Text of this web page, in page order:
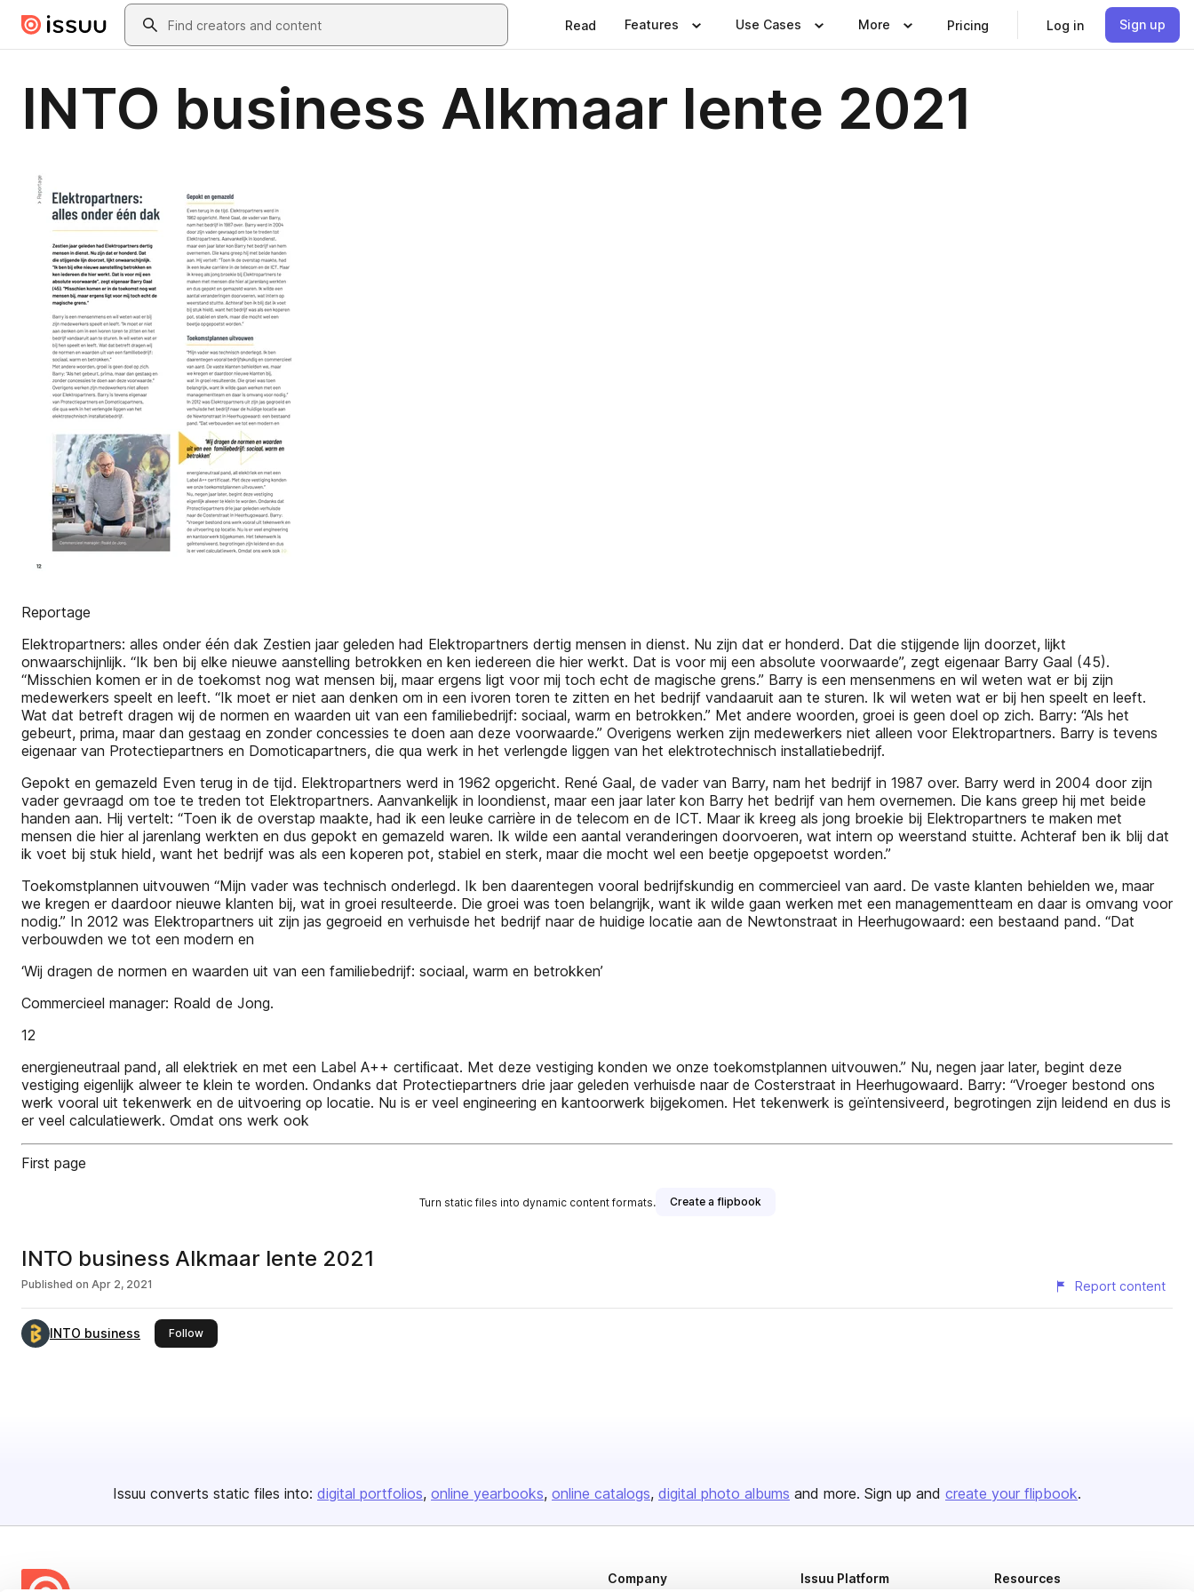
Skip to main contentSearch
Read Features Use Cases More Pricing Log in Sign up
INTO business Alkmaar lente 2021
Reportage
Elektropartners: alles onder één dak Zestien jaar geleden had Elektropartners dertig mensen in dienst. Nu zijn dat er honderd. Dat die stijgende lijn doorzet, lijkt
onwaarschijnlijk. “Ik ben bij elke nieuwe aanstelling betrokken en ken iedereen die hier werkt. Dat is voor mij een absolute voorwaarde”, zegt eigenaar Barry Gaal (45).
“Misschien komen er in de toekomst nog wat mensen bij, maar ergens ligt voor mij toch echt de magische grens.” Barry is een mensenmens en wil weten wat er bij zijn
medewerkers speelt en leeft. “Ik moet er niet aan denken om in een ivoren toren te zitten en het bedrijf vandaaruit aan te sturen. Ik wil weten wat er bij hen speelt en leeft.
Wat dat betreft dragen wij de normen en waarden uit van een familiebedrijf: sociaal, warm en betrokken.” Met andere woorden, groei is geen doel op zich. Barry: “Als het
gebeurt, prima, maar dan gestaag en zonder concessies te doen aan deze voorwaarde.” Overigens werken zijn medewerkers niet alleen voor Elektropartners. Barry is tevens
eigenaar van Protectiepartners en Domoticapartners, die qua werk in het verlengde liggen van het elektrotechnisch installatiebedrijf.
Gepokt en gemazeld Even terug in de tijd. Elektropartners werd in 1962 opgericht. René Gaal, de vader van Barry, nam het bedrijf in 1987 over. Barry werd in 2004 door zijn
vader gevraagd om toe te treden tot Elektropartners. Aanvankelijk in loondienst, maar een jaar later kon Barry het bedrijf van hem overnemen. Die kans greep hij met beide
handen aan. Hij vertelt: “Toen ik de overstap maakte, had ik een leuke carrière in de telecom en de ICT. Maar ik kreeg als jong broekie bij Elektropartners te maken met
mensen die hier al jarenlang werkten en dus gepokt en gemazeld waren. Ik wilde een aantal veranderingen doorvoeren, wat intern op weerstand stuitte. Achteraf ben ik blij dat
ik voet bij stuk hield, want het bedrijf was als een koperen pot, stabiel en sterk, maar die mocht wel een beetje opgepoetst worden.”
Toekomstplannen uitvouwen “Mijn vader was technisch onderlegd. Ik ben daarentegen vooral bedrijfskundig en commercieel van aard. De vaste klanten behielden we, maar
we kregen er daardoor nieuwe klanten bij, wat in groei resulteerde. Die groei was toen belangrijk, want ik wilde gaan werken met een managementteam en daar is omvang voor
nodig.” In 2012 was Elektropartners uit zijn jas gegroeid en verhuisde het bedrijf naar de huidige locatie aan de Newtonstraat in Heerhugowaard: een bestaand pand. “Dat
verbouwden we tot een modern en
‘Wij dragen de normen en waarden uit van een familiebedrijf: sociaal, warm en betrokken’
Commercieel manager: Roald de Jong.
12
energieneutraal pand, all elektriek en met een Label A++ certiﬁcaat. Met deze vestiging konden we onze toekomstplannen uitvouwen.” Nu, negen jaar later, begint deze
vestiging eigenlijk alweer te klein te worden. Ondanks dat Protectiepartners drie jaar geleden verhuisde naar de Costerstraat in Heerhugowaard. Barry: “Vroeger bestond ons
werk vooral uit tekenwerk en de uitvoering op locatie. Nu is er veel engineering en kantoorwerk bijgekomen. Het tekenwerk is geïntensiveerd, begrotingen zijn leidend en dus is
er veel calculatiewerk. Omdat ons werk ook
First page
Turn static files into dynamic content formats. Create a flipbook
INTO business Alkmaar lente 2021
Published on Apr 2, 2021 Report content
INTO business Followthis publisher
Issuu converts static files into: digital portfolios online yearbooks online catalogs digital photo albums and more. Sign up and create your flipbook.
Company Issuu Platform Resources